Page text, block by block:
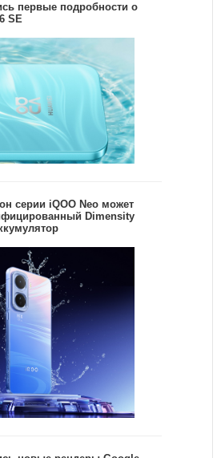
первые подробности о
SE
серии iQOO Neo может
Dimensity